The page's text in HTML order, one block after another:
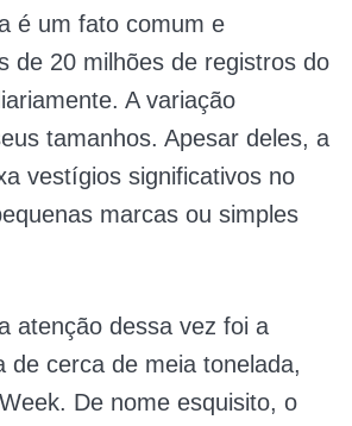
é um fato comum e
de 20 milhões de registros do
A variação
tamanhos. Apesar deles, a
vestígios significativos no
marcas ou simples
atenção dessa vez foi a
de cerca de meia tonelada,
De nome esquisito, o